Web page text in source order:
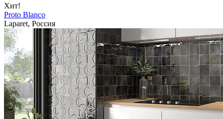
Хит!
Proto Blanco
Laparet, Россия